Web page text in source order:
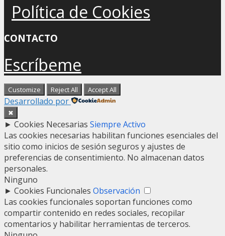
Política de Cookies
CONTACTO
Escríbeme
Customize Reject All Accept All
Desarrollado por
✖
► Cookies Necesarias Siempre Activo
Las cookies necesarias habilitan funciones esenciales del
sitio como inicios de sesión seguros y ajustes de
preferencias de consentimiento. No almacenan datos
personales.
Ninguno
► Cookies Funcionales Observación
Las cookies funcionales soportan funciones como
compartir contenido en redes sociales, recopilar
comentarios y habilitar herramientas de terceros.